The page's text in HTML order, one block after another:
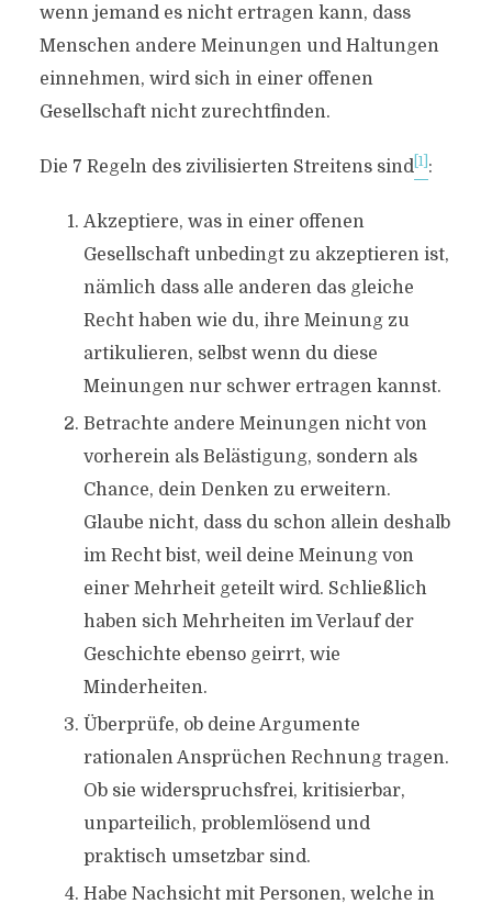
wenn jemand es nicht ertragen kann, dass
Menschen andere Meinungen und Haltungen
einnehmen, wird sich in einer offenen
Gesellschaft nicht zurechtfinden.
Die 7 Regeln des zivilisierten Streitens sind [1] :
Akzeptiere, was in einer offenen
Gesellschaft unbedingt zu akzeptieren ist,
nämlich dass alle anderen das gleiche
Recht haben wie du, ihre Meinung zu
artikulieren, selbst wenn du diese
Meinungen nur schwer ertragen kannst.
Betrachte andere Meinungen nicht von
vorherein als Belästigung, sondern als
Chance, dein Denken zu erweitern.
Glaube nicht, dass du schon allein deshalb
im Recht bist, weil deine Meinung von
einer Mehrheit geteilt wird. Schließlich
haben sich Mehrheiten im Verlauf der
Geschichte ebenso geirrt, wie
Minderheiten.
Überprüfe, ob deine Argumente
rationalen Ansprüchen Rechnung tragen.
Ob sie widerspruchsfrei, kritisierbar,
unparteilich, problemlösend und
praktisch umsetzbar sind.
Habe Nachsicht mit Personen, welche in